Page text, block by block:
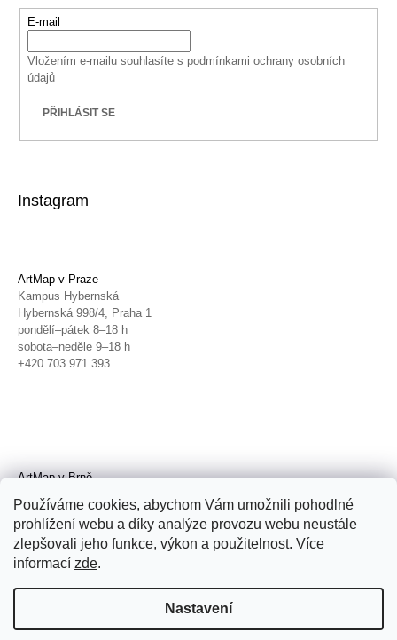
Používáme cookies, abychom Vám umožnili pohodlné
prohlížení webu a díky analýze provozu webu neustále
zlepšovali jeho funkce, výkon a použitelnost. Více
informací zde.
Nastavení
E-mail
Vložením e-mailu souhlasíte s podmínkami ochrany osobních
údajů
PŘIHLÁSIT SE
Instagram
ArtMap v Praze
Kampus Hybernská
Hybernská 998/4, Praha 1
pondělí–pátek 8–18 h
sobota–neděle 9–18 h
+420 703 971 393
ArtMap v Brně
Radnická 4, Brno
úterý–pátek 11–19 h
sobota 14–19 h
+420 702 152 298